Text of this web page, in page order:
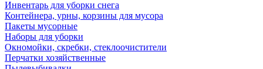
Инвентарь для уборки снега
Контейнера, урны, корзины для мусора
Пакеты мусорные
Наборы для уборки
Окномойки, скребки, стеклоочистители
Перчатки хозяйственные